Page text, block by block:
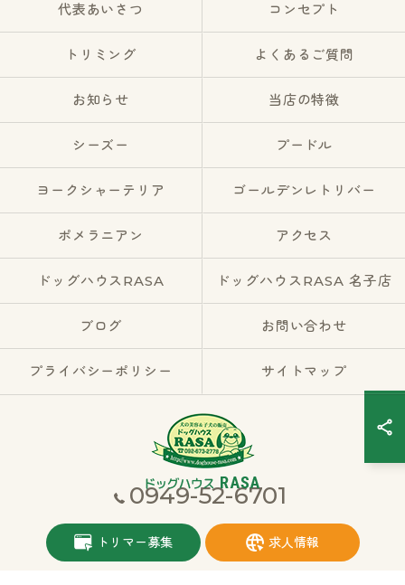
0949-52-6701
トリマー募集 求人情報
代表あいさつ コンセプト
トリミング よくあるご質問
お知らせ 当店の特徴
シーズー プードル
ヨークシャーテリア ゴールデンレトリバー
ポメラニアン アクセス
ドッグハウスRASA ドッグハウスRASA 名子店
ブログ お問い合わせ
プライバシーポリシー サイトマップ
© 2026 福岡県宮若市のブリーダーならドッグハウスRASA ALL RIGHTS
RESERVED.